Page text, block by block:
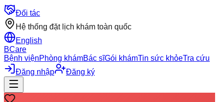
Đối tác
Hệ thống đặt lịch khám toàn quốc
English
BCare
Bệnh việnPhòng khámBác sĩGói khámTin sức khỏeTra cứu
Đăng nhập
Đăng ký